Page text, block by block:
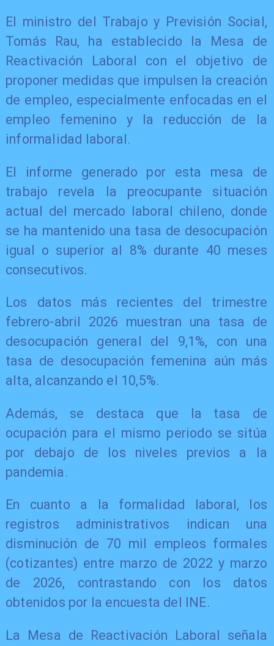
El ministro del Trabajo y Previsión Social,
Tomás Rau, ha establecido la Mesa de
Reactivación Laboral con el objetivo de
proponer medidas que impulsen la creación
de empleo, especialmente enfocadas en el
empleo femenino y la reducción de la
informalidad laboral.
El informe generado por esta mesa de
trabajo revela la preocupante situación
actual del mercado laboral chileno, donde
se ha mantenido una tasa de desocupación
igual o superior al 8% durante 40 meses
consecutivos.
Los datos más recientes del trimestre
febrero-abril 2026 muestran una tasa de
desocupación general del 9,1%, con una
tasa de desocupación femenina aún más
alta, alcanzando el 10,5%.
Además, se destaca que la tasa de
ocupación para el mismo periodo se sitúa
por debajo de los niveles previos a la
pandemia.
En cuanto a la formalidad laboral, los
registros administrativos indican una
disminución de 70 mil empleos formales
(cotizantes) entre marzo de 2022 y marzo
de 2026, contrastando con los datos
obtenidos por la encuesta del INE.
La Mesa de Reactivación Laboral señala